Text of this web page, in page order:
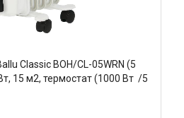
Classic BOH/CL-05WRN (5
15 м2, термостат (1000 Вт /5